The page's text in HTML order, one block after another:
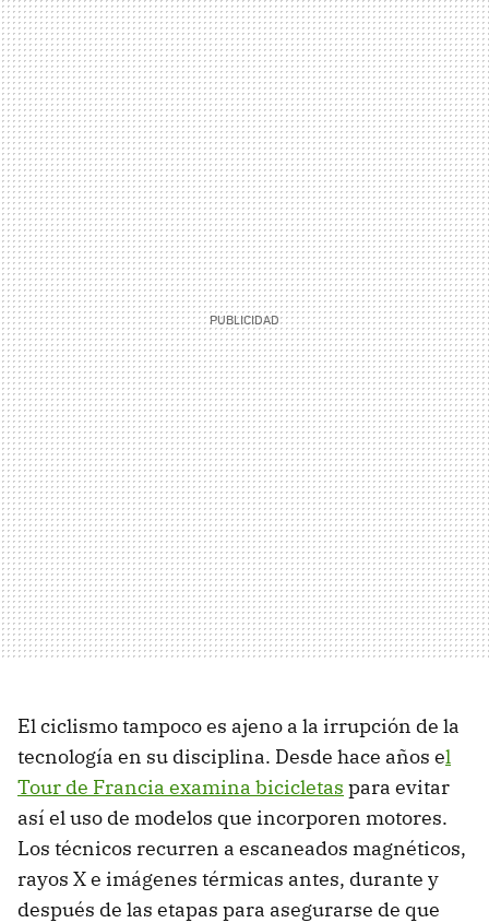
El ciclismo tampoco es ajeno a la irrupción de la
tecnología en su disciplina. Desde hace años el
Tour de Francia examina bicicletas para evitar
así el uso de modelos que incorporen motores.
Los técnicos recurren a escaneados magnéticos,
rayos X e imágenes térmicas antes, durante y
después de las etapas para asegurarse de que